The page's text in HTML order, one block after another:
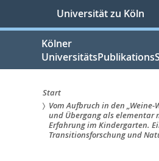
springen
Universität zu Köln
Kölner
Sie
sind
Start
Vom Aufbruch in den „Weine-
und Übergang als elementar
Erfahrung im Kindergarten.
Transitionsforschung und